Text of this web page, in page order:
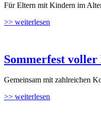
Für Eltern mit Kindern im
>> weiterlesen
Sommerfest voller
Gemeinsam mit zahlreichen
>> weiterlesen